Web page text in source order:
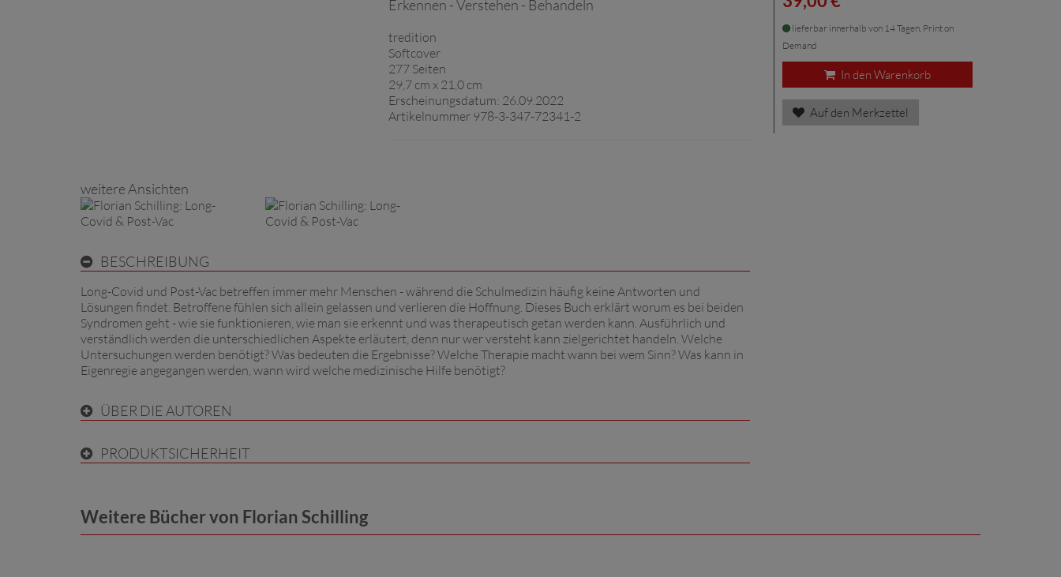
Erkennen - Verstehen - Behandeln
tredition
Softcover
277 Seiten
29,7 cm x 21,0 cm
Erscheinungsdatum: 26.09.2022
Artikelnummer 978-3-347-72341-2
lieferbar innerhalb von 14 Tagen, Print on
Demand
In den Warenkorb
Auf den Merkzettel
weitere Ansichten
BESCHREIBUNG
Long-Covid und Post-Vac betreffen immer mehr Menschen - während die Schulmedizin häufig keine Antworten und
Lösungen findet. Betroffene fühlen sich allein gelassen und verlieren die Hoffnung. Dieses Buch erklärt worum es bei beiden
Syndromen geht - wie sie funktionieren, wie man sie erkennt und was therapeutisch getan werden kann. Ausführlich und
verständlich werden die unterschiedlichen Aspekte erläutert, denn nur wer versteht kann zielgerichtet handeln. Welche
Untersuchungen werden benötigt? Was bedeuten die Ergebnisse? Welche Therapie macht wann bei wem Sinn? Was kann in
Eigenregie angegangen werden, wann wird welche medizinische Hilfe benötigt?
ÜBER DIE AUTOREN
PRODUKTSICHERHEIT
Weitere Bücher von Florian Schilling